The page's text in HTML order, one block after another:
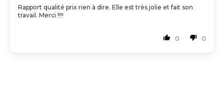
Rapport qualité prix rien à dire. Elle est très jolie et fait son
travail. Merci !!!!
0 0